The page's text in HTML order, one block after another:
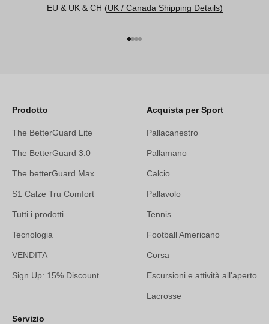
EU & UK & CH (UK / Canada Shipping Details)
Prodotto
The BetterGuard Lite
The BetterGuard 3.0
The betterGuard Max
S1 Calze Tru Comfort
Tutti i prodotti
Tecnologia
VENDITA
Sign Up: 15% Discount
Servizio
Acquista per Sport
Pallacanestro
Pallamano
Calcio
Pallavolo
Tennis
Football Americano
Corsa
Escursioni e attività all'aperto
Lacrosse